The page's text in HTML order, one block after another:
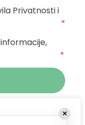
Privatnosti i
*
*
novosti Pokreta✕